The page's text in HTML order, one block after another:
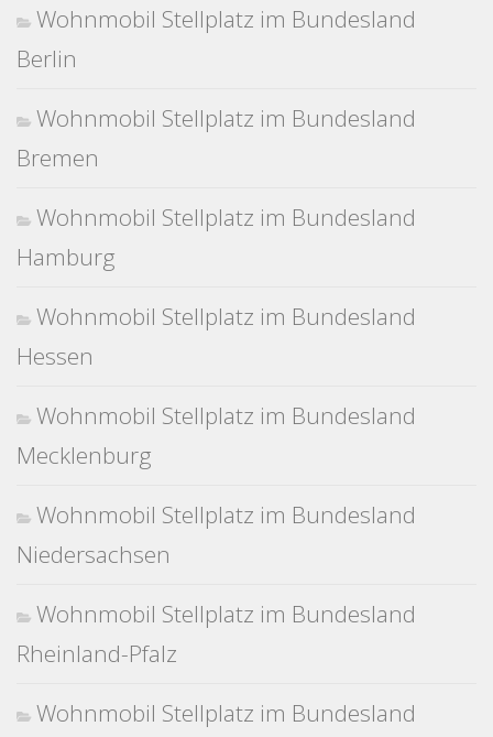
Wohnmobil Stellplatz im Bundesland
Berlin
Wohnmobil Stellplatz im Bundesland
Bremen
Wohnmobil Stellplatz im Bundesland
Hamburg
Wohnmobil Stellplatz im Bundesland
Hessen
Wohnmobil Stellplatz im Bundesland
Mecklenburg
Wohnmobil Stellplatz im Bundesland
Niedersachsen
Wohnmobil Stellplatz im Bundesland
Rheinland-Pfalz
Wohnmobil Stellplatz im Bundesland